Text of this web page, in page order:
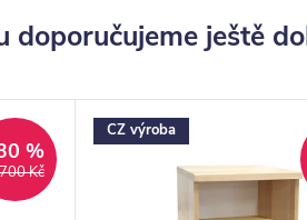
doporučujeme ještě
Kč
%
CZ výroba